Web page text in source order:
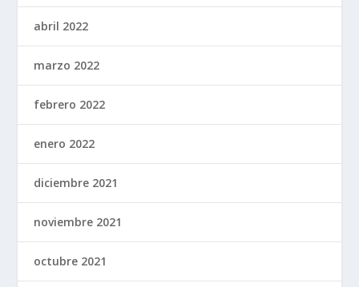
abril 2022
marzo 2022
febrero 2022
enero 2022
diciembre 2021
noviembre 2021
octubre 2021